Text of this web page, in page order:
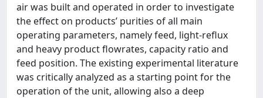
air was built and operated in order to investigate
the effect on products’ purities of all main
operating parameters, namely feed, light-reflux
and heavy product flowrates, capacity ratio and
feed position. The existing experimental literature
was critically analyzed as a starting point for the
operation of the unit, allowing also a deep